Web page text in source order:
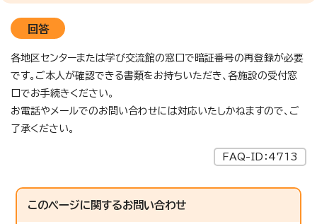
回答
各地区センターまたは学び交流館の窓口で暗証番号の再登録が必要
です。ご本人が確認できる書類をお持ちいただき、各施設の受付窓
口でお手続きください。
お電話やメールでのお問い合わせには対応いたしかねますので、ご
了承ください。
FAQ-ID：4713
このページに関するお問い合わせ